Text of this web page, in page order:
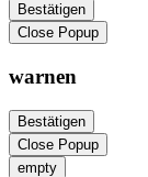
Bestätigen
Close Popup
warnen
Bestätigen
Close Popup
empty